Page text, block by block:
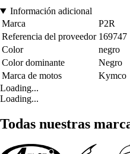
Información adicional
Marca
P2R
Referencia del proveedor 169747
Color
negro
Color dominante
Negro
Marca de motos
Kymco
Loading...
Loading...
Todas nuestras